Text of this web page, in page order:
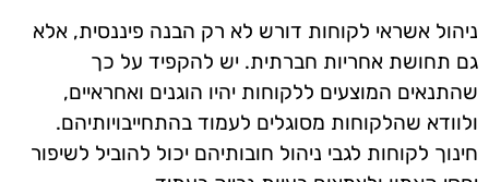
ניהול אשראי לקוחות דורש לא רק הבנה פיננסית, אלא
גם תחושת אחריות חברתית. יש להקפיד על כך
שהתנאים המוצעים ללקוחות יהיו הוגנים ואחראיים,
ולוודא שהלקוחות מסוגלים לעמוד בהתחייבויותיהם.
חינוך לקוחות לגבי ניהול חובותיהם יכול להוביל לשיפור